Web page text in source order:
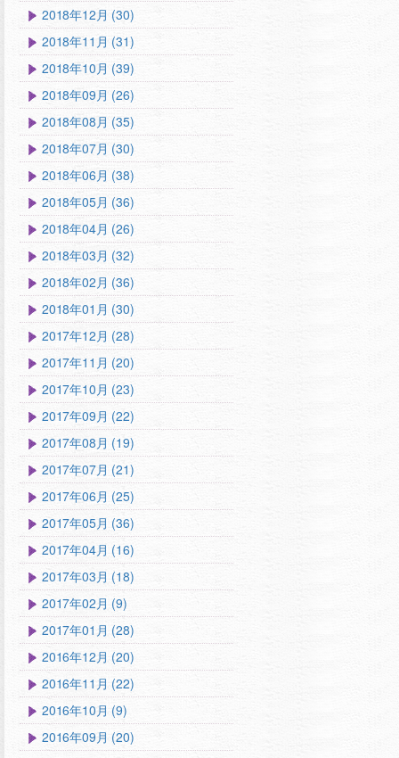
2018年12月 (30)
2018年11月 (31)
2018年10月 (39)
2018年09月 (26)
2018年08月 (35)
2018年07月 (30)
2018年06月 (38)
2018年05月 (36)
2018年04月 (26)
2018年03月 (32)
2018年02月 (36)
2018年01月 (30)
2017年12月 (28)
2017年11月 (20)
2017年10月 (23)
2017年09月 (22)
2017年08月 (19)
2017年07月 (21)
2017年06月 (25)
2017年05月 (36)
2017年04月 (16)
2017年03月 (18)
2017年02月 (9)
2017年01月 (28)
2016年12月 (20)
2016年11月 (22)
2016年10月 (9)
2016年09月 (20)